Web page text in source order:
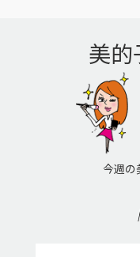
美的
今週の